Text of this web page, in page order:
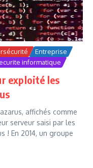
Entreprise
informatique
exploité les
affichés comme
serveur saisi par les
! En 2014, un groupe